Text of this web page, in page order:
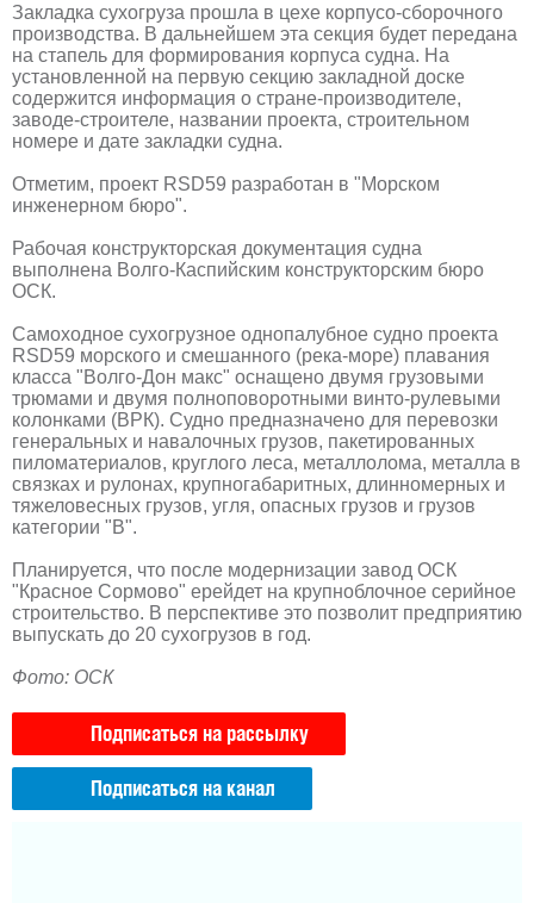
Закладка сухогруза прошла в цехе корпусо-сборочного
производства. В дальнейшем эта секция будет передана
на стапель для формирования корпуса судна. На
установленной на первую секцию закладной доске
содержится информация о стране-производителе,
заводе-строителе, названии проекта, строительном
номере и дате закладки судна.
Отметим, проект RSD59 разработан в "Морском
инженерном бюро".
Рабочая конструкторская документация судна
выполнена Волго-Каспийским конструкторским бюро
ОСК.
Самоходное сухогрузное однопалубное судно проекта
RSD59 морского и смешанного (река-море) плавания
класса "Волго-Дон макс" оснащено двумя грузовыми
трюмами и двумя полноповоротными винто-рулевыми
колонками (ВРК). Судно предназначено для перевозки
генеральных и навалочных грузов, пакетированных
пиломатериалов, круглого леса, металлолома, металла в
связках и рулонах, крупногабаритных, длинномерных и
тяжеловесных грузов, угля, опасных грузов и грузов
категории "В".
Планируется, что после модернизации завод ОСК
"Красное Сормово" ерейдет на крупноблочное серийное
строительство. В перспективе это позволит предприятию
выпускать до 20 сухогрузов в год.
Фото: ОСК
Подписаться на рассылку
Подписаться на канал